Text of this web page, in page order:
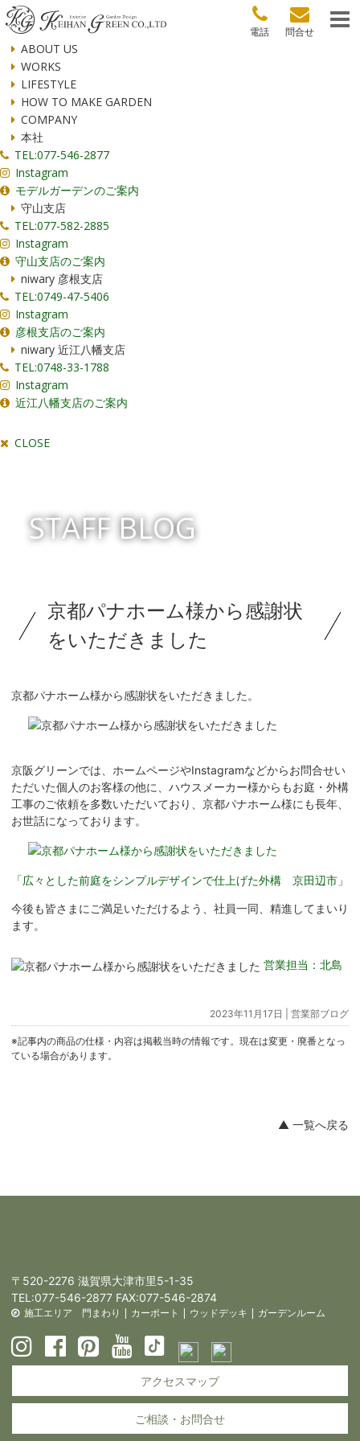
問合せ
電話
ABOUT US
WORKS
LIFESTYLE
HOW TO MAKE GARDEN
COMPANY
本社
TEL:077-546-2877
Instagram
モデルガーデンのご案内
守山支店
TEL:077-582-2885
Instagram
守山支店のご案内
niwary 彦根支店
TEL:0749-47-5406
Instagram
彦根支店のご案内
niwary 近江八幡支店
TEL:0748-33-1788
Instagram
近江八幡支店のご案内
CLOSE
STAFF BLOG
京都パナホーム様から感謝状
をいただきました
京都パナホーム様から感謝状をいただきました。
京阪グリーンでは、ホームページやInstagramなどからお問合せい
ただいた個人のお客様の他に、ハウスメーカー様からもお庭・外構
工事のご依頼を多数いただいており、京都パナホーム様にも長年、
お世話になっております。
「広々とした前庭をシンプルデザインで仕上げた外構 京田辺市」
今後も皆さまにご満足いただけるよう、社員一同、精進してまいり
ます。
営業担当：北島
2023年11月17日 | 営業部ブログ
※記事内の商品の仕様・内容は掲載当時の情報です。現在は変更・廃番となっ
ている場合があります。
▲ 一覧へ戻る
〒520-2276 滋賀県大津市里5-1-35
TEL:077-546-2877 FAX:077-546-2874
施工エリア 門まわり | カーポート | ウッドデッキ | ガーデンルーム
アクセスマップ
ご相談・お問合せ